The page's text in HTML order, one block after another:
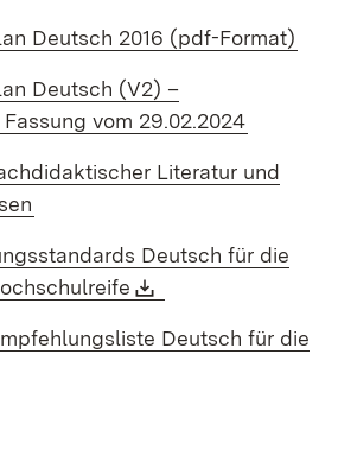
Deutsch 2016 (pdf-Format)
Deutsch (V2) –
vom 29.02.2024
Literatur und
Deutsch für die
(Öffnet in neuem
Deutsch für die